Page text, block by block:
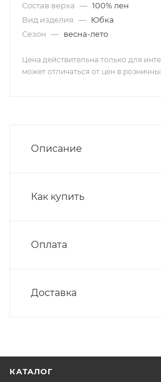
Состав верха — 100% лен
Вид изделия — Юбка
Сезон — весна-лето
Цена действительна только для
может отличаться от цен в
Описание
Как купить
Оплата
Доставка
КАТАЛОГ